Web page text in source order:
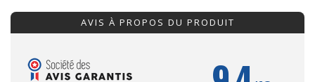
AVIS À PROPOS DU PRODUIT